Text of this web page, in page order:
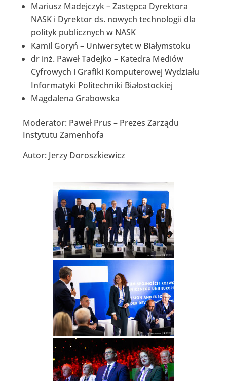
Mariusz Madejczyk – Zastępca Dyrektora
NASK i Dyrektor ds. nowych technologii dla
polityk publicznych w NASK
Kamil Goryń – Uniwersytet w Białymstoku
dr inż. Paweł Tadejko – Katedra Mediów
Cyfrowych i Grafiki Komputerowej Wydziału
Informatyki Politechniki Białostockiej
Magdalena Grabowska
Moderator: Paweł Prus – Prezes Zarządu
Instytutu Zamenhofa
Autor: Jerzy Doroszkiewicz